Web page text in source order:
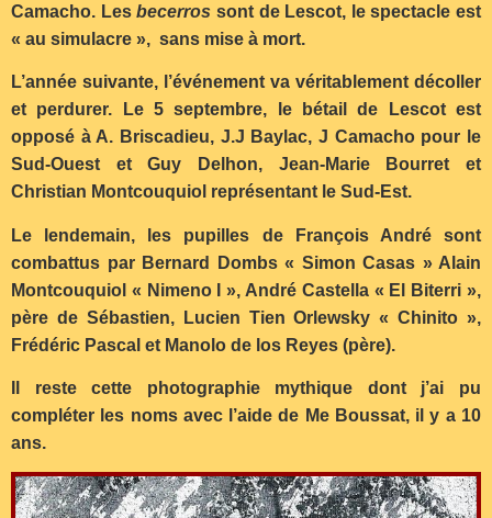
Camacho. Lesbecerros sont de Lescot, le spectacle est
« au simulacre », sans mise à mort.
L’année suivante, l’événement va véritablement décoller
et perdurer. Le 5 septembre, le bétail de Lescot est
opposé à A. Briscadieu, J.J Baylac, J Camacho pour le
Sud-Ouest et Guy Delhon, Jean-Marie Bourret et
Christian Montcouquiol représentant le Sud-Est.
Le lendemain, les pupilles de François André sont
combattus par Bernard Dombs « Simon Casas » Alain
Montcouquiol « Nimeno I », André Castella « El Biterri »,
père de Sébastien, Lucien Tien Orlewsky « Chinito »,
Frédéric Pascal et Manolo de los Reyes (père).
Il reste cette photographie mythique dont j’ai pu
compléter les noms avec l’aide de Me Boussat, il y a 10
ans.